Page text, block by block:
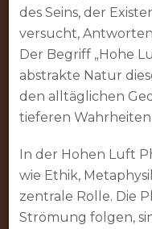
des Seins, der
versucht,
Der Begriff „Hohe
abstrakte Natur
den alltäglichen
tieferen
In der Hohen Luft
wie Ethik,
zentrale Rolle. Die
Strömung folgen,